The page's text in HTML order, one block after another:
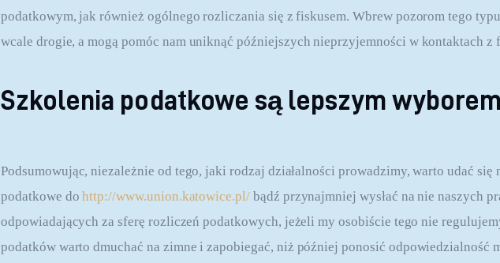
podatkowym, jak również ogólnego rozliczania się z fiskusem. Wbrew pozorom tego
wcale drogie, a mogą pomóc nam uniknąć późniejszych nieprzyjemności w kontaktach z
Szkolenia podatkowe są lepszym
Podsumowując, niezależnie od tego, jaki rodzaj działalności prowadzimy, warto udać się
podatkowe dohttp://www.union.katowice.pl/bądź przynajmniej wysłać na nie naszych
odpowiadających za sferę rozliczeń podatkowych, jeżeli my osobiście tego nie
podatków warto dmuchać na zimne i zapobiegać, niż później ponosić odpowiedzialność